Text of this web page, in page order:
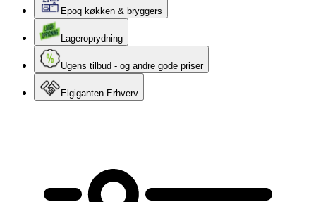
Epoq køkken & bryggers
Lageroprydning
Ugens tilbud - og andre gode priser
Elgiganten Erhverv